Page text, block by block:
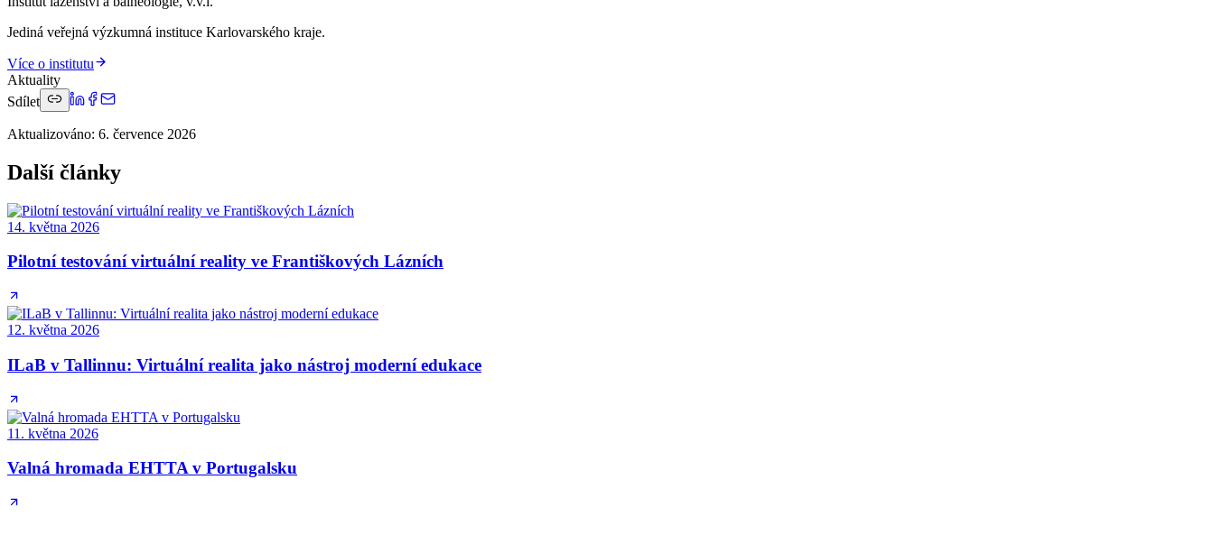
Jediná veřejná výzkumná instituce Karlovarského kraje.
Více o institutu
Aktuality
Sdílet
Aktualizováno: 6. července 2026
Další články
14. května 2026
Pilotní testování virtuální reality ve Františkových Lázních
12. května 2026
ILaB v Tallinnu: Virtuální realita jako nástroj moderní edukace
11. května 2026
Valná hromada EHTTA v Portugalsku